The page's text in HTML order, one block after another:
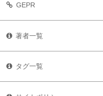
GEPR
著者一覧
タグ一覧